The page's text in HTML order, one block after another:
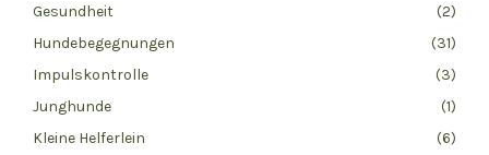
Gesundheit
(2)
Hundebegegnungen
(31)
Impulskontrolle
(3)
Junghunde
(1)
Kleine Helferlein
(6)